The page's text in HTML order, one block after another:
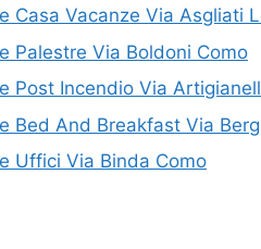
Casa Vacanze Via Asgliati
Palestre Via Boldoni Como
Post Incendio Via
Bed And Breakfast Via
Uffici Via Binda Como